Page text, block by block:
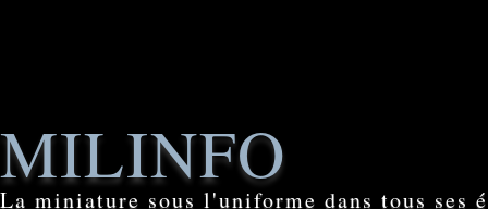
MILINFO
La miniature sous l'uniforme dans tous ses